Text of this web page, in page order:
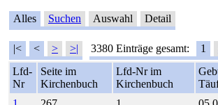
Alles Suchen Auswahl Detail
|< < > >| 3380 Einträge gesamt: 1
Lfd-
Nr
Seite im
Kirchenbuch
Lfd-Nr im
Kirchenbuch